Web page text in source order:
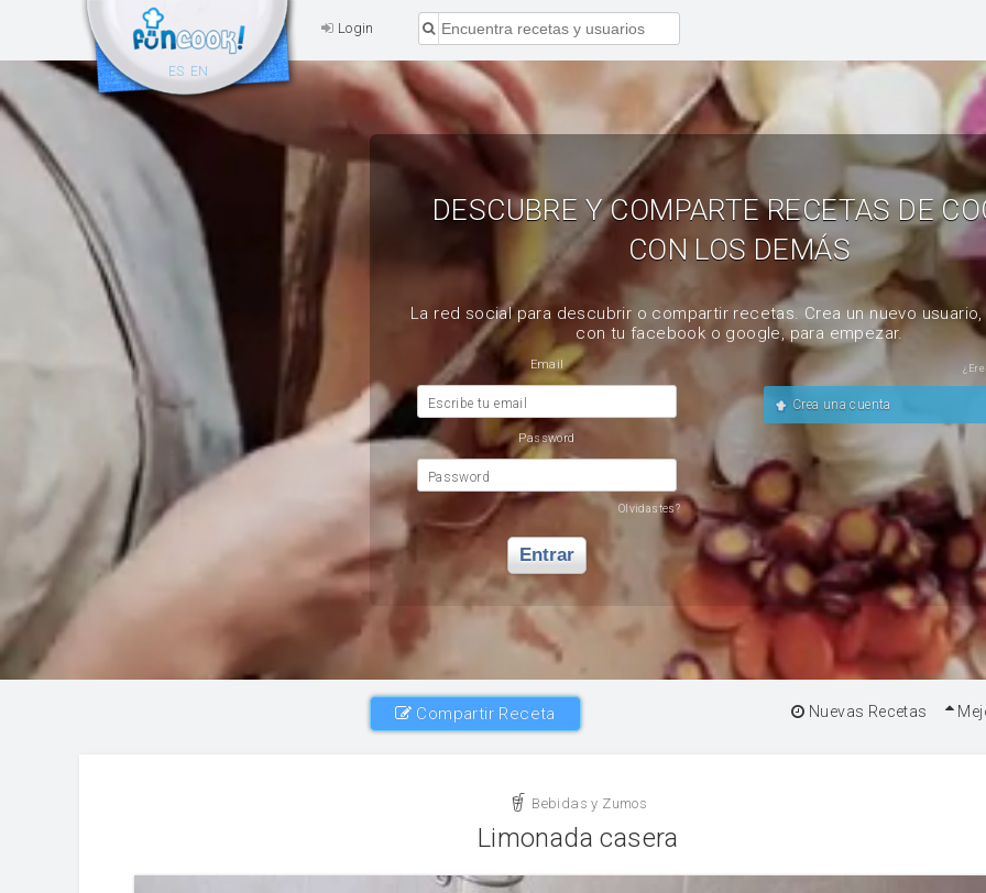
Login
ES EN
DESCUBRE Y COMPARTE RECETAS DE
CON LOS DEMÁS
La red social para descubrir o compartir recetas. Crea un nuevo
con tu facebook o google, para empezar.
Email
Escribe tu email
Password
Password
Olvidastes?
Entrar
Crea una cuenta
Compartir Receta Nuevas Recetas
Bebidas y Zumos
Limonada casera